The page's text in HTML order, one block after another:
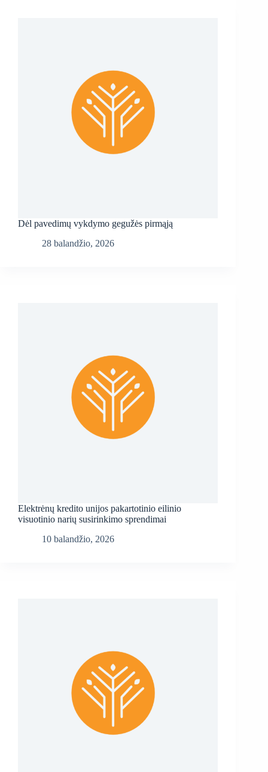
Dėl pavedimų vykdymo gegužės pirmąją
28 balandžio, 2026
Elektrėnų kredito unijos pakartotinio eilinio
visuotinio narių susirinkimo sprendimai
10 balandžio, 2026